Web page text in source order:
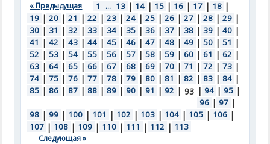
« Предыдущая 1 ... 13 | 14 | 15 | 16 | 17 | 18 |
19 | 20 | 21 | 22 | 23 | 24 | 25 | 26 | 27 | 28 | 29 |
30 | 31 | 32 | 33 | 34 | 35 | 36 | 37 | 38 | 39 | 40 |
41 | 42 | 43 | 44 | 45 | 46 | 47 | 48 | 49 | 50 | 51 |
52 | 53 | 54 | 55 | 56 | 57 | 58 | 59 | 60 | 61 | 62 |
63 | 64 | 65 | 66 | 67 | 68 | 69 | 70 | 71 | 72 | 73 |
74 | 75 | 76 | 77 | 78 | 79 | 80 | 81 | 82 | 83 | 84 |
85 | 86 | 87 | 88 | 89 | 90 | 91 | 92 | 93 | 94 | 95 |
96 | 97 |
98 | 99 | 100 | 101 | 102 | 103 | 104 | 105 | 106 |
107 | 108 | 109 | 110 | 111 | 112 | 113
Следующая »